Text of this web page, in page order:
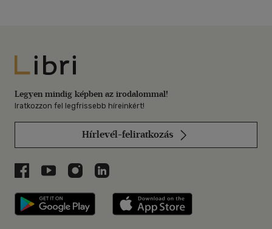
Libri
Legyen mindig képben az irodalommal!
Iratkozzon fel legfrissebb híreinkért!
Hírlevél-feliratkozás
Libri a Facebookon
Libri a Youtube-on
Libri az Instagramon
Libri a LinkedInen
Libri applikáció Szerezd meg: Google